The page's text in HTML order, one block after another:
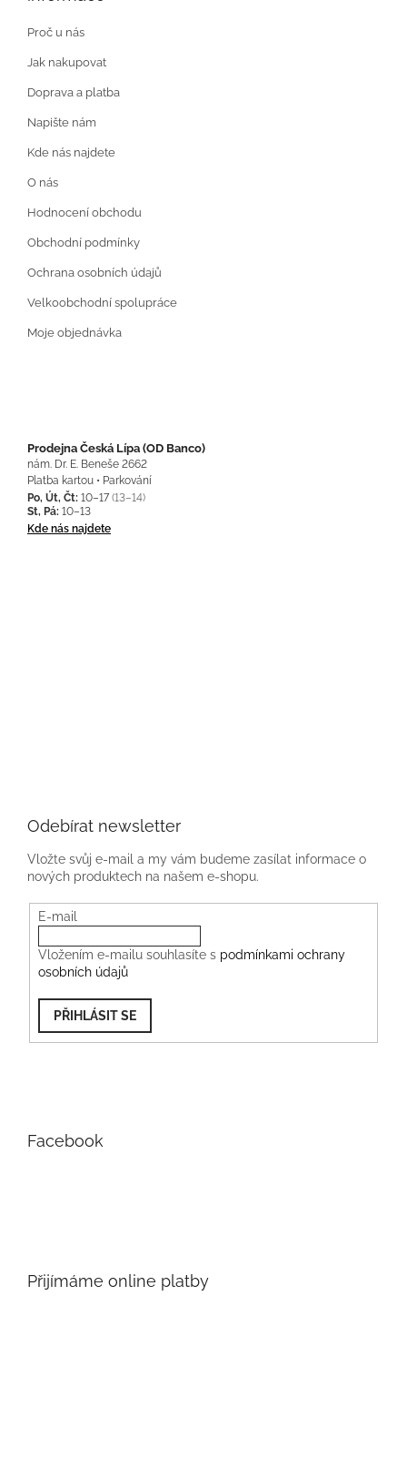
Proč u nás
Jak nakupovat
Doprava a platba
Napište nám
Kde nás najdete
O nás
Hodnocení obchodu
Obchodní podmínky
Ochrana osobních údajů
Velkoobchodní spolupráce
Moje objednávka
Prodejna Česká Lípa (OD Banco)
nám. Dr. E. Beneše 2662
Platba kartou • Parkování
Po, Út, Čt: 10–17 (13–14)
St, Pá: 10–13
Kde nás najdete
Odebírat newsletter
Vložte svůj e-mail a my vám budeme zasílat informace o
nových produktech na našem e-shopu.
E-mail
Vložením e-mailu souhlasíte s podmínkami ochrany
osobních údajů
PŘIHLÁSIT SE
Facebook
Přijímáme online platby